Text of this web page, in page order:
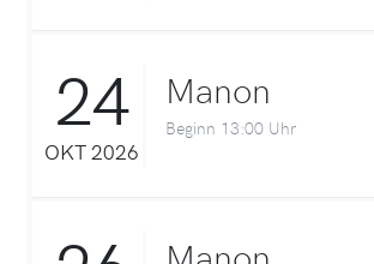
24
OKT 2026
Manon
Beginn 13:00 Uhr